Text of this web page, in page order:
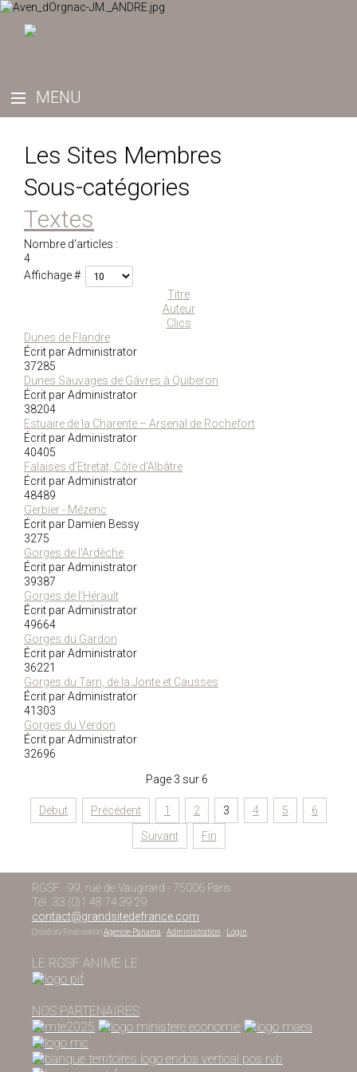
Les Sites Membres
Sous-catégories
Textes
Nombre d'articles :
4
Affichage #
Titre
Auteur
Clics
Dunes de Flandre
Écrit par Administrator
37285
Dunes Sauvages de Gâvres à Quiberon
Écrit par Administrator
38204
Estuaire de la Charente – Arsenal de Rochefort
Écrit par Administrator
40405
Falaises d’Etretat, Côte d’Albâtre
Écrit par Administrator
48489
Gerbier - Mézenc
Écrit par Damien Bessy
3275
Gorges de l'Ardèche
Écrit par Administrator
39387
Gorges de l’Hérault
Écrit par Administrator
49664
Gorges du Gardon
Écrit par Administrator
36221
Gorges du Tarn, de la Jonte et Causses
Écrit par Administrator
41303
Gorges du Verdon
Écrit par Administrator
32696
Page 3 sur 6
Début Précédent 1 2 3 4 5
6
Suivant
Fin
RGSF - 99, rue de Vaugirard - 75006 Paris
Tél : 33 (0)1 48 74 39 29
contact@grandsitedefrance.com
Création/RéalisationAgence-Panama - Administration - Login
LE RGSF ANIME LE
NOS PARTENAIRES